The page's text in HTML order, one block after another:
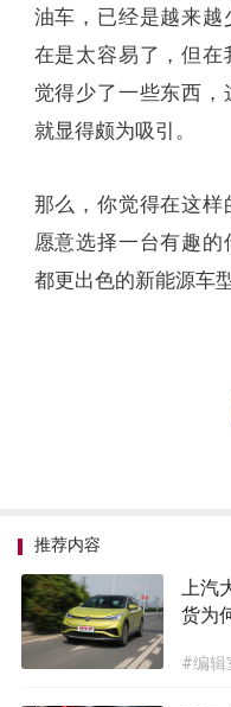
油车，已经是越来
在是太容易了，但在
觉得少了一些东西
就显得颇为吸引。
那么，你觉得在这样
愿意选择一台有趣
都更出色的新能源车
推荐内容
上汽
货为
#编辑